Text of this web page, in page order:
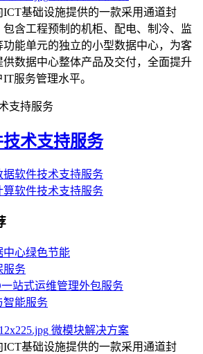
ICT基础设施提供的一款采用通道封
包含工程预制的机柜、配电、制冷、监
功能单元的独立的小型数据中心，为客
供数据中心整体产品及交付，全面提升
IT服务管理水平。
支持服务
术支持服务
据软件技术支持服务
算软件技术支持服务
中心绿色节能
服务
站式运维管理外包服务
智能服务
微模块解决方案
ICT基础设施提供的一款采用通道封